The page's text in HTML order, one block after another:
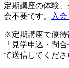
定期講座の体験
会不要です。
入
※定期講座で優待
「見学申込・問
て送信してくださ